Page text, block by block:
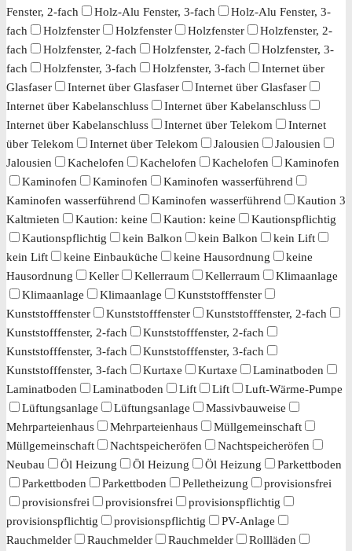
Fenster, 2-fach
Holz-Alu Fenster, 3-fach
Holz-Alu Fenster, 3-
fach
Holzfenster Holzfenster Holzfenster
Holzfenster, 2-
fach
Holzfenster, 2-fach Holzfenster, 2-fach
Holzfenster, 3-
fach
Holzfenster, 3-fach Holzfenster, 3-fach
Internet über
Glasfaser
Internet über Glasfaser
Internet über Glasfaser
Internet über Kabelanschluss
Internet über Kabelanschluss
Internet über Kabelanschluss
Internet über Telekom
Internet
über Telekom
Internet über Telekom Jalousien
Jalousien
Jalousien
Kachelofen Kachelofen Kachelofen
Kaminofen
Kaminofen
Kaminofen
Kaminofen wasserführend
Kaminofen wasserführend
Kaminofen wasserführend
Kaution 3
Kaltmieten
Kaution: keine Kaution: keine
Kautionspflichtig
Kautionspflichtig
kein Balkon kein Balkon
kein Lift
kein Lift
keine Einbauküche keine Hausordnung
keine
Hausordnung
Keller Kellerraum Kellerraum
Klimaanlage
Klimaanlage
Klimaanlage
Kunststofffenster
Kunststofffenster
Kunststofffenster
Kunststofffenster, 2-fach
Kunststofffenster, 2-fach
Kunststofffenster, 2-fach
Kunststofffenster, 3-fach
Kunststofffenster, 3-fach
Kunststofffenster, 3-fach
Kurtaxe Kurtaxe
Laminatboden
Laminatboden
Laminatboden Lift Lift
Luft-Wärme-Pumpe
Lüftungsanlage
Lüftungsanlage
Massivbauweise
Mehrparteienhaus
Mehrparteienhaus
Müllgemeinschaft
Müllgemeinschaft
Nachtspeicheröfen
Nachtspeicheröfen
Neubau
Öl Heizung Öl Heizung Öl Heizung
Parkettboden
Parkettboden
Parkettboden Pelletheizung
provisionsfrei
provisionsfrei
provisionsfrei
provisionspflichtig
provisionspflichtig
provisionspflichtig
PV-Anlage
Rauchmelder
Rauchmelder Rauchmelder
Rollläden